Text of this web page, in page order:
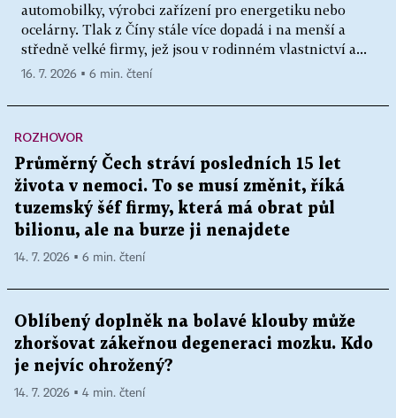
automobilky, výrobci zařízení pro energetiku nebo
ocelárny. Tlak z Číny stále více dopadá i na menší a
středně velké firmy, jež jsou v rodinném vlastnictví a...
16. 7. 2026 ▪ 6 min. čtení
ROZHOVOR
Průměrný Čech stráví posledních 15 let
života v nemoci. To se musí změnit, říká
tuzemský šéf firmy, která má obrat půl
bilionu, ale na burze ji nenajdete
14. 7. 2026 ▪ 6 min. čtení
Oblíbený doplněk na bolavé klouby může
zhoršovat zákeřnou degeneraci mozku. Kdo
je nejvíc ohrožený?
14. 7. 2026 ▪ 4 min. čtení